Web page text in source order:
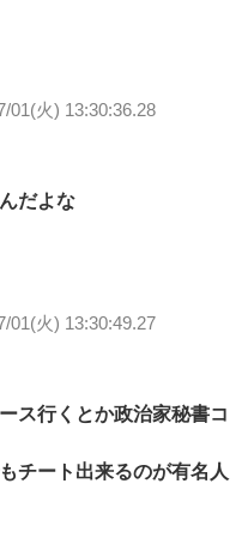
01(火) 13:30:36.28
だよな
01(火) 13:30:49.27
ス行くとか政治家秘書コ
チート出来るのが有名人